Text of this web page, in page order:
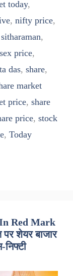
today,
, nifty price,
,
price,
das, share,
market
price, share
price, stock
, Today
Red Mark
शेयर बाजार